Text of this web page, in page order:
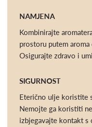
NAMJENA
Kombinirajte
prostoru putem
Osigurajte zdravo i
SIGURNOST
Eterično ulje koristite
Nemojte ga koristiti
izbjegavajte kontakt s